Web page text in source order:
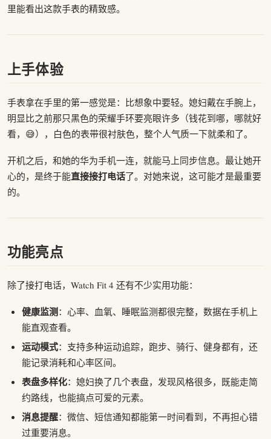
里能看出这款手表的精致感。
上手体验
手表拿在手里的第一感觉是：比想象中要轻。媳妇戴在手腕上，
明显比之前那只黑色的荣耀手环要亮眼许多（钱花到哪，哪就好
看，😅），白色的表带很衬肤色，整个人气质一下就柔和了。
开机之后，和她的华为手机一连，就能马上同步信息。最让她开
心的，是终于能直接接打电话了。对她来说，这可能才是最重要
的。
功能亮点
除了接打电话，Watch Fit 4 还有不少实用功能：
健康监测：心率、血氧、睡眠监测都很完整，数据在手机上
能直观查看。
运动模式：支持多种运动追踪，跑步、骑行、健身都有，还
能记录消耗和心率区间。
表盘多样化：媳妇换了几个表盘，发现风格很多，既能走简
约路线，也能搞点可爱的元素。
消息提醒：微信、短信通知都能第一时间看到，不再担心错
过重要消息。